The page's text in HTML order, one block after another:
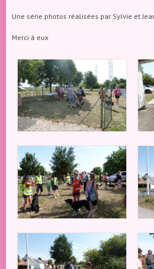
Une série photos réalisées par Sylvie et
Merci à eux